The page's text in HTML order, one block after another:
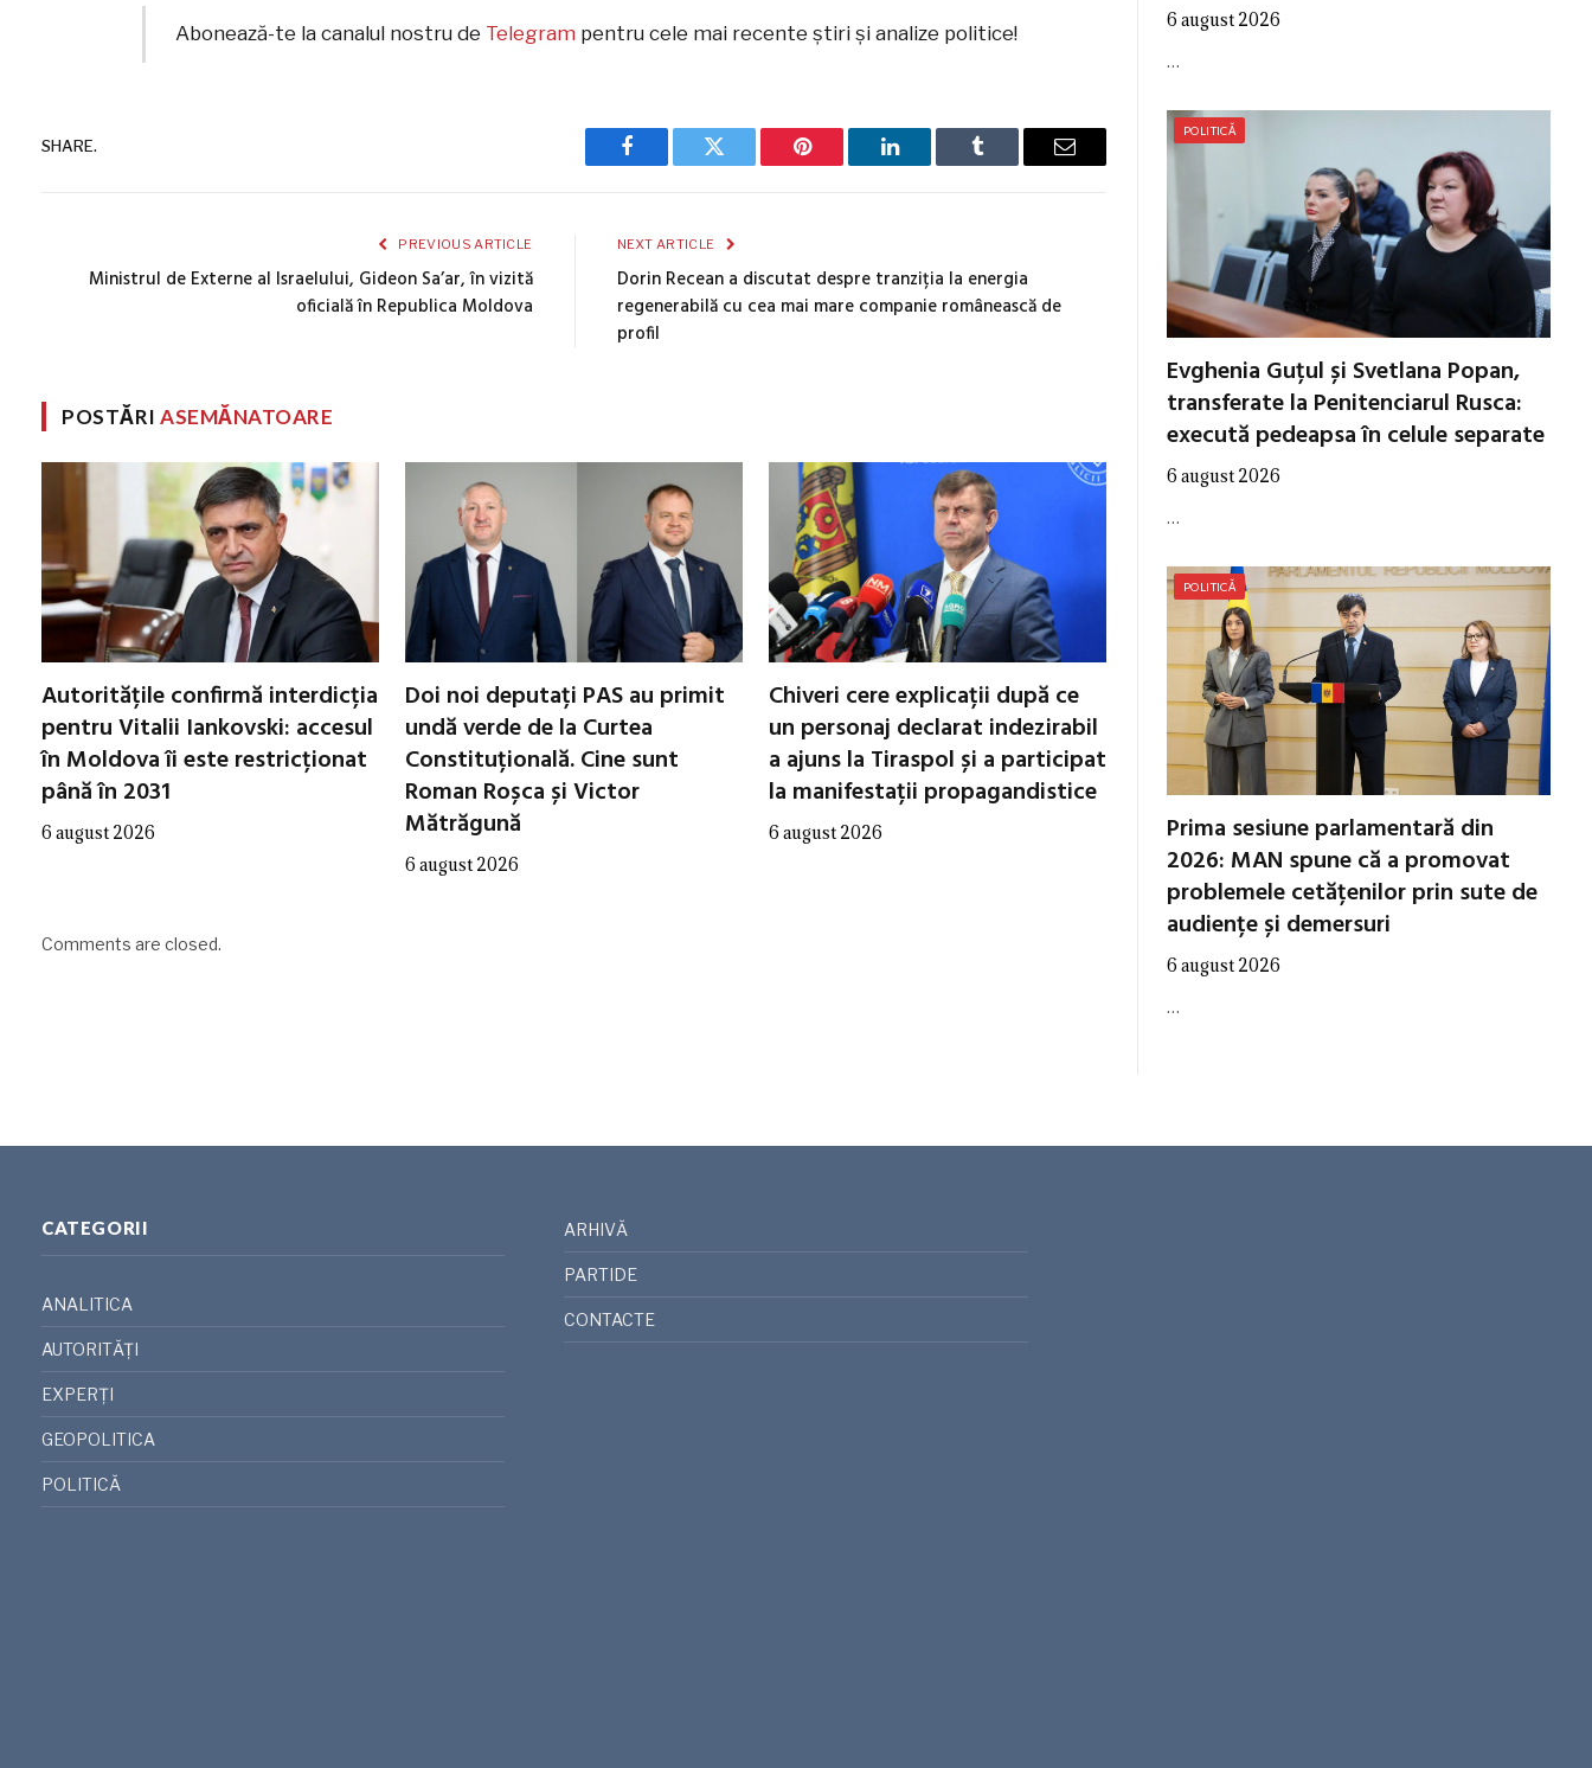
Abonează-te la canalul nostru de Telegram pentru cele mai recente știri și analize politice!
SHARE.
Facebook Twitter Pinterest LinkedIn Tumblr Email
PREVIOUS ARTICLE
Ministrul de Externe al Israelului, Gideon Sa’ar, în vizită
oficială în Republica Moldova
NEXT ARTICLE
Dorin Recean a discutat despre tranziția la energia
regenerabilă cu cea mai mare companie românească de
profil
POSTĂRIASEMĂNATOARE
Autoritățile confirmă interdicția
pentru Vitalii Iankovski: accesul
în Moldova îi este restricționat
până în 2031
6 august 2026
Doi noi deputați PAS au primit
undă verde de la Curtea
Constituțională. Cine sunt
Roman Roșca și Victor
Mătrăgună
6 august 2026
Chiveri cere explicații după ce
un personaj declarat indezirabil
a ajuns la Tiraspol și a participat
la manifestații propagandistice
6 august 2026
Comments are closed.
6 august 2026
…
POLITICĂ
Evghenia Guțul și Svetlana Popan,
transferate la Penitenciarul Rusca:
execută pedeapsa în celule separate
6 august 2026
…
POLITICĂ
Prima sesiune parlamentară din
2026: MAN spune că a promovat
problemele cetățenilor prin sute de
audiențe și demersuri
6 august 2026
…
CATEGORII
ANALITICA
AUTORITĂȚI
EXPERȚI
GEOPOLITICA
POLITICĂ
ARHIVĂ
PARTIDE
CONTACTE